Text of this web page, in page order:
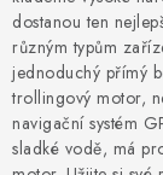
NAFUKOVACÍ
MOTOROVÉ
LODNÍ
dostanou ten
různým typům
jednoduchý přímý
trollingový motor,
navigační systém
sladké vodě, má